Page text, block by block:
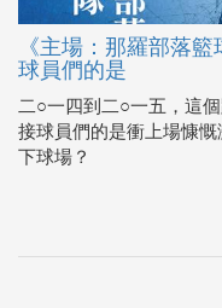
《主場：那羅部落
球員們的是
二○一四到二○一五，這
接球員們的是衝上場慷
下球場？